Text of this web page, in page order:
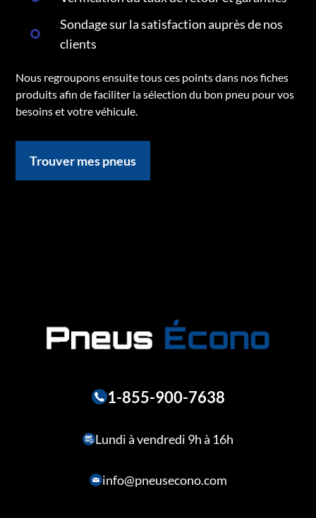
Sondage sur la satisfaction auprès de nos
clients
Nous regroupons ensuite tous ces points dans nos fiches
produits afin de faciliter la sélection du bon pneu pour vos
besoins et votre véhicule.
Trouver mes pneus
1-855-900-7638
Lundi à vendredi 9h à 16h
info@pneusecono.com